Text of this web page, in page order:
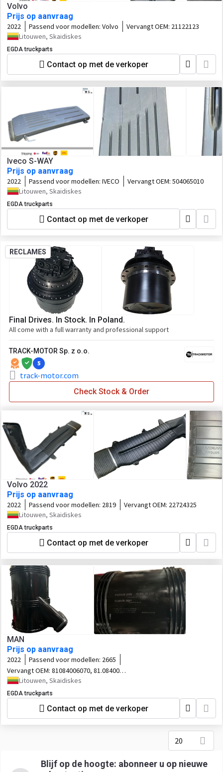
Volvo
Prijs op aanvraag
2022 Passend voor modellen: Volvo Vervangt OEM: 21122123
Litouwen, Skaidiskes
EGDA truckparts
Contact op met de verkoper
Iveco S-WAY
Prijs op aanvraag
2022 Passend voor modellen: IVECO Vervangt OEM: 504065010
Litouwen, Skaidiskes
EGDA truckparts
Contact op met de verkoper
RECLAMES
Final Drives. In Stock. In Poland.
All come with a full warranty and professional support
TRACK-MOTOR Sp. z o.o.
5
track-motor.com
Check Stock & Order
Volvo 2022
Prijs op aanvraag
2022 Passend voor modellen: 2819 Vervangt OEM: 22724325
Litouwen, Skaidiskes
EGDA truckparts
Contact op met de verkoper
MAN
Prijs op aanvraag
2022 Passend voor modellen: 2665
Vervangt OEM: 81084006070, 81.08400-
6070, 81084050021, 81.08405-0021
Litouwen, Skaidiskes
EGDA truckparts
Contact op met de verkoper
20
Blijf op de hoogte: abonneer u op nieuwe